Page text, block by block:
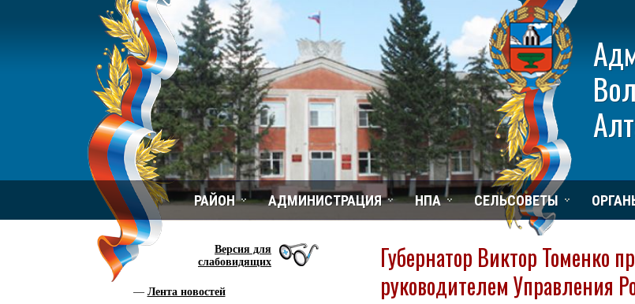
РАЙОН АДМИНИСТРАЦИЯ НПА СЕЛЬСОВЕТЫ
Версия для
слабовидящих
Лента новостей
Губернатор Виктор Томенко
руководителем Управления